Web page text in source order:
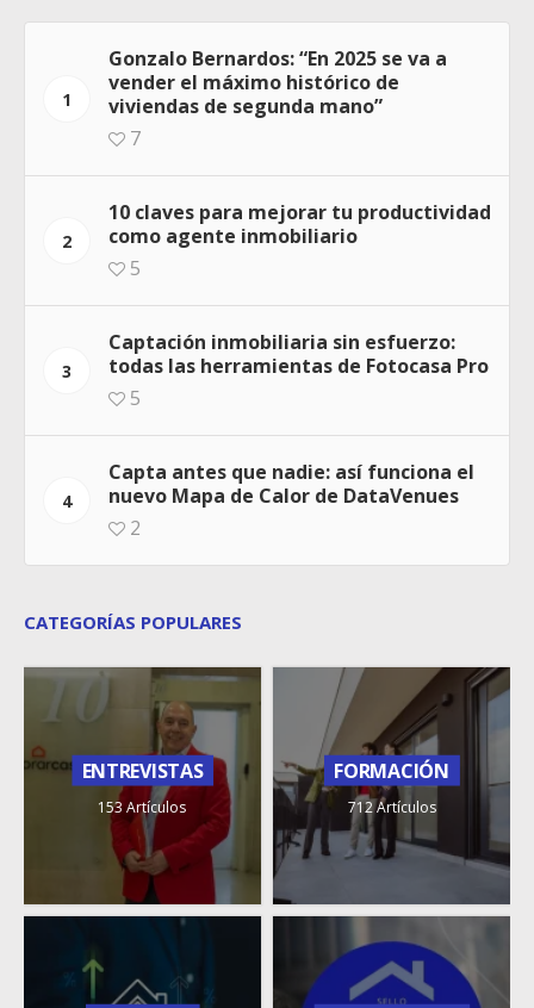
1
Gonzalo Bernardos: “En 2025 se va a
vender el máximo histórico de
viviendas de segunda mano”
7
2
10 claves para mejorar tu productividad
como agente inmobiliario
5
3
Captación inmobiliaria sin esfuerzo:
todas las herramientas de Fotocasa Pro
5
4
Capta antes que nadie: así funciona el
nuevo Mapa de Calor de DataVenues
2
CATEGORÍAS POPULARES
ENTREVISTAS
153 Artículos
FORMACIÓN
712 Artículos